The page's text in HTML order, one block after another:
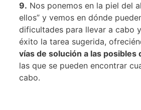
9. Nos ponemos en la piel del
ellos” y vemos en dónde
dificultades para llevar a cabo
éxito la tarea sugerida,
vías de solución a las posibles
las que se pueden encontrar
cabo.